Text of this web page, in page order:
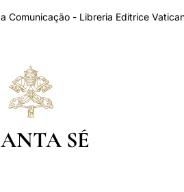
Comunicação - Libreria Editrice
SÉ